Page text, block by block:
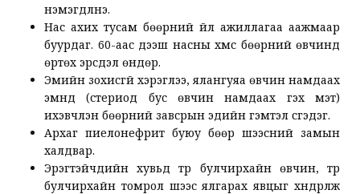
нэмэгдүүлнэ.
Нас ахих тусам бөөрний үйл ажиллагаа аажмаар
буурдаг. 60-аас дээш насны хүмүүс бөөрний өвчинд
өртөх эрсдэл өндөр.
Эмийн зохисгүй хэрэглээ, ялангуяа өвчин намдаах
эмнүүд (стериод бус өвчин намдаах гэх мэт)
ихэвчлэн бөөрний завсрын эдийн гэмтэл үүсгэдэг.
Архаг пиелонефрит буюу бөөр шээсний замын
халдвар.
Эрэгтэйчүүдийн хувьд түрүү булчирхайн өвчин, түрүү
булчирхайн томрол шээс ялгарах явцыг хүндрүүлж